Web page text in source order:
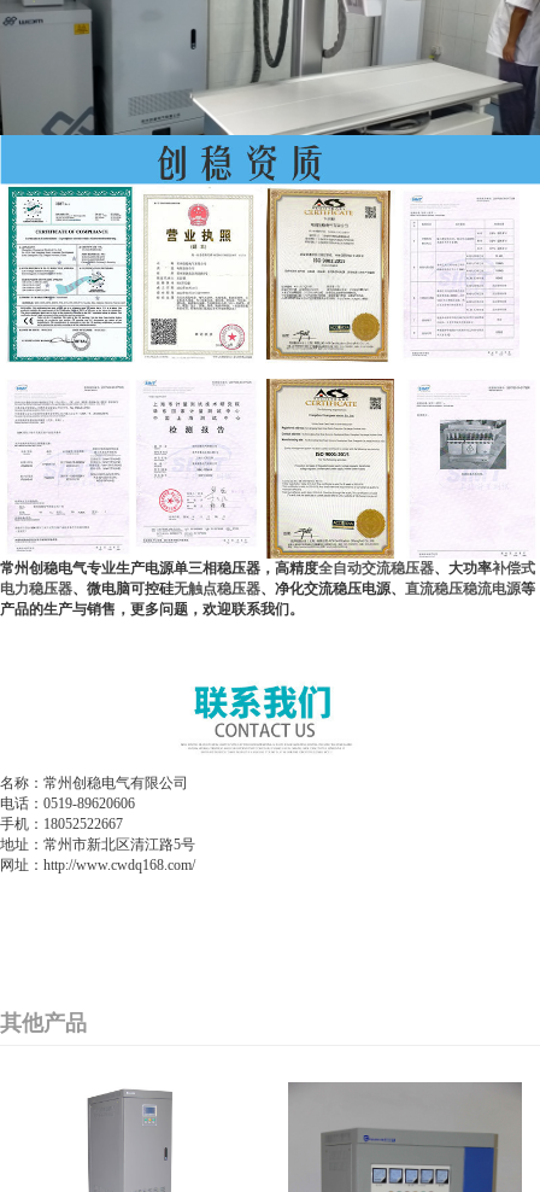
常州创稳电气专业生产电源单三相稳压器，高精度全自动交流稳压器、大功率补偿式
电力稳压器、微电脑可控硅无触点稳压器、净化交流稳压电源、 直流稳压稳流电源等
产品的生产与销售，更多问题，欢迎联系我们。
名称：常州创稳电气有限公司
电话：0519-89620606
手机：18052522667
地址：常州市新北区清江路5号
网址：http://www.cwdq168.com/
其他产品